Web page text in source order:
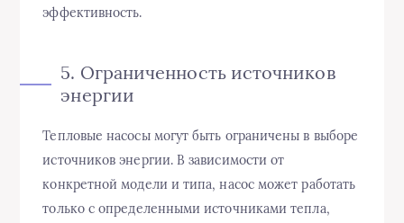
эффективность.
5. Ограниченность источников
энергии
Тепловые насосы могут быть ограничены в выборе
источников энергии. В зависимости от
конкретной модели и типа, насос может работать
только с определенными источниками тепла,